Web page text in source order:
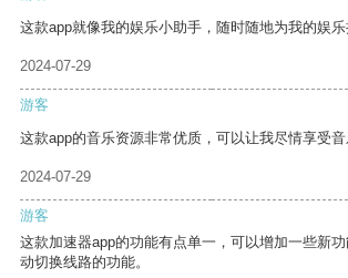
这款app就像我的娱乐小助手，随时随地为我的娱乐
2024-07-29
游客
这款app的音乐资源非常优质，可以让我尽情享受音
2024-07-29
游客
这款加速器app的功能有点单一，可以增加一些新
动切换线路的功能。